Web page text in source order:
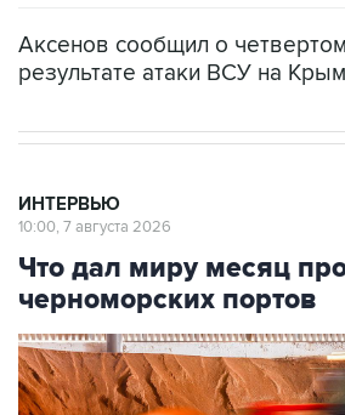
Аксенов сообщил о
результате атаки ВСУ на Крым
ИНТЕРВЬЮ
10:00, 7 августа 2026
Что дал миру месяц
черноморских портов